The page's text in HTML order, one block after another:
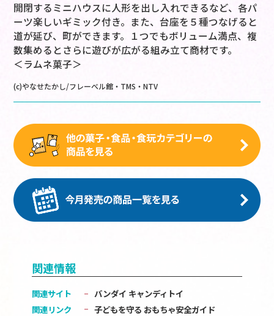
開閉するミニハウスに人形を出し入れできるなど、各パ
ーツ楽しいギミック付き。また、台座を５種つなげると
道が延び、町ができます。１つでもボリューム満点、複
数集めるとさらに遊びが広がる組み立て商材です。
＜ラムネ菓子＞
(c)やなせたかし/フレーベル館・TMS・NTV
関連情報
関連サイト
バンダイ キャンディトイ
関連リンク
子どもを守る おもちゃ安全ガイド